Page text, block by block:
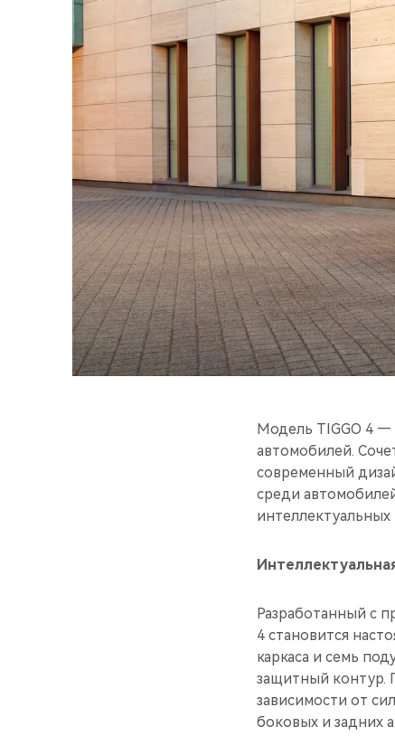
Модель TIGGO 4 —
автомобилей.
современный
среди
Разработанный с
4 становится
каркаса и семь
защитный контур.
зависимости от
боковых и задних